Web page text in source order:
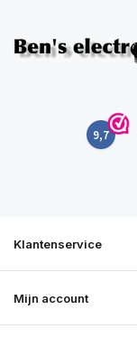
9,7
Klantenservice
Mijn account